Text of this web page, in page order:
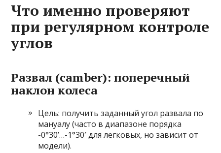
Что именно проверяют
при регулярном контроле
углов
Развал (camber): поперечный
наклон колеса
Цель: получить заданный угол развала по
мануалу (часто в диапазоне порядка
-0°30’…-1°30′ для легковых, но зависит от
модели).